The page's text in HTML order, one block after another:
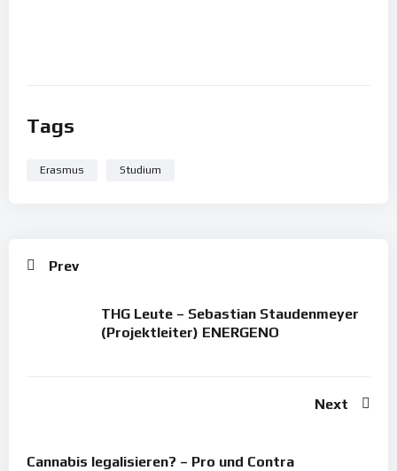
Tags
Erasmus Studium
Prev
THG Leute – Sebastian Staudenmeyer
(Projektleiter) ENERGENO
Next
Cannabis legalisieren? – Pro und Contra